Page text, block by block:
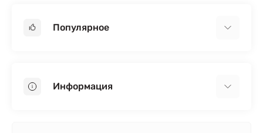
Популярное
Пенопласт
Информация